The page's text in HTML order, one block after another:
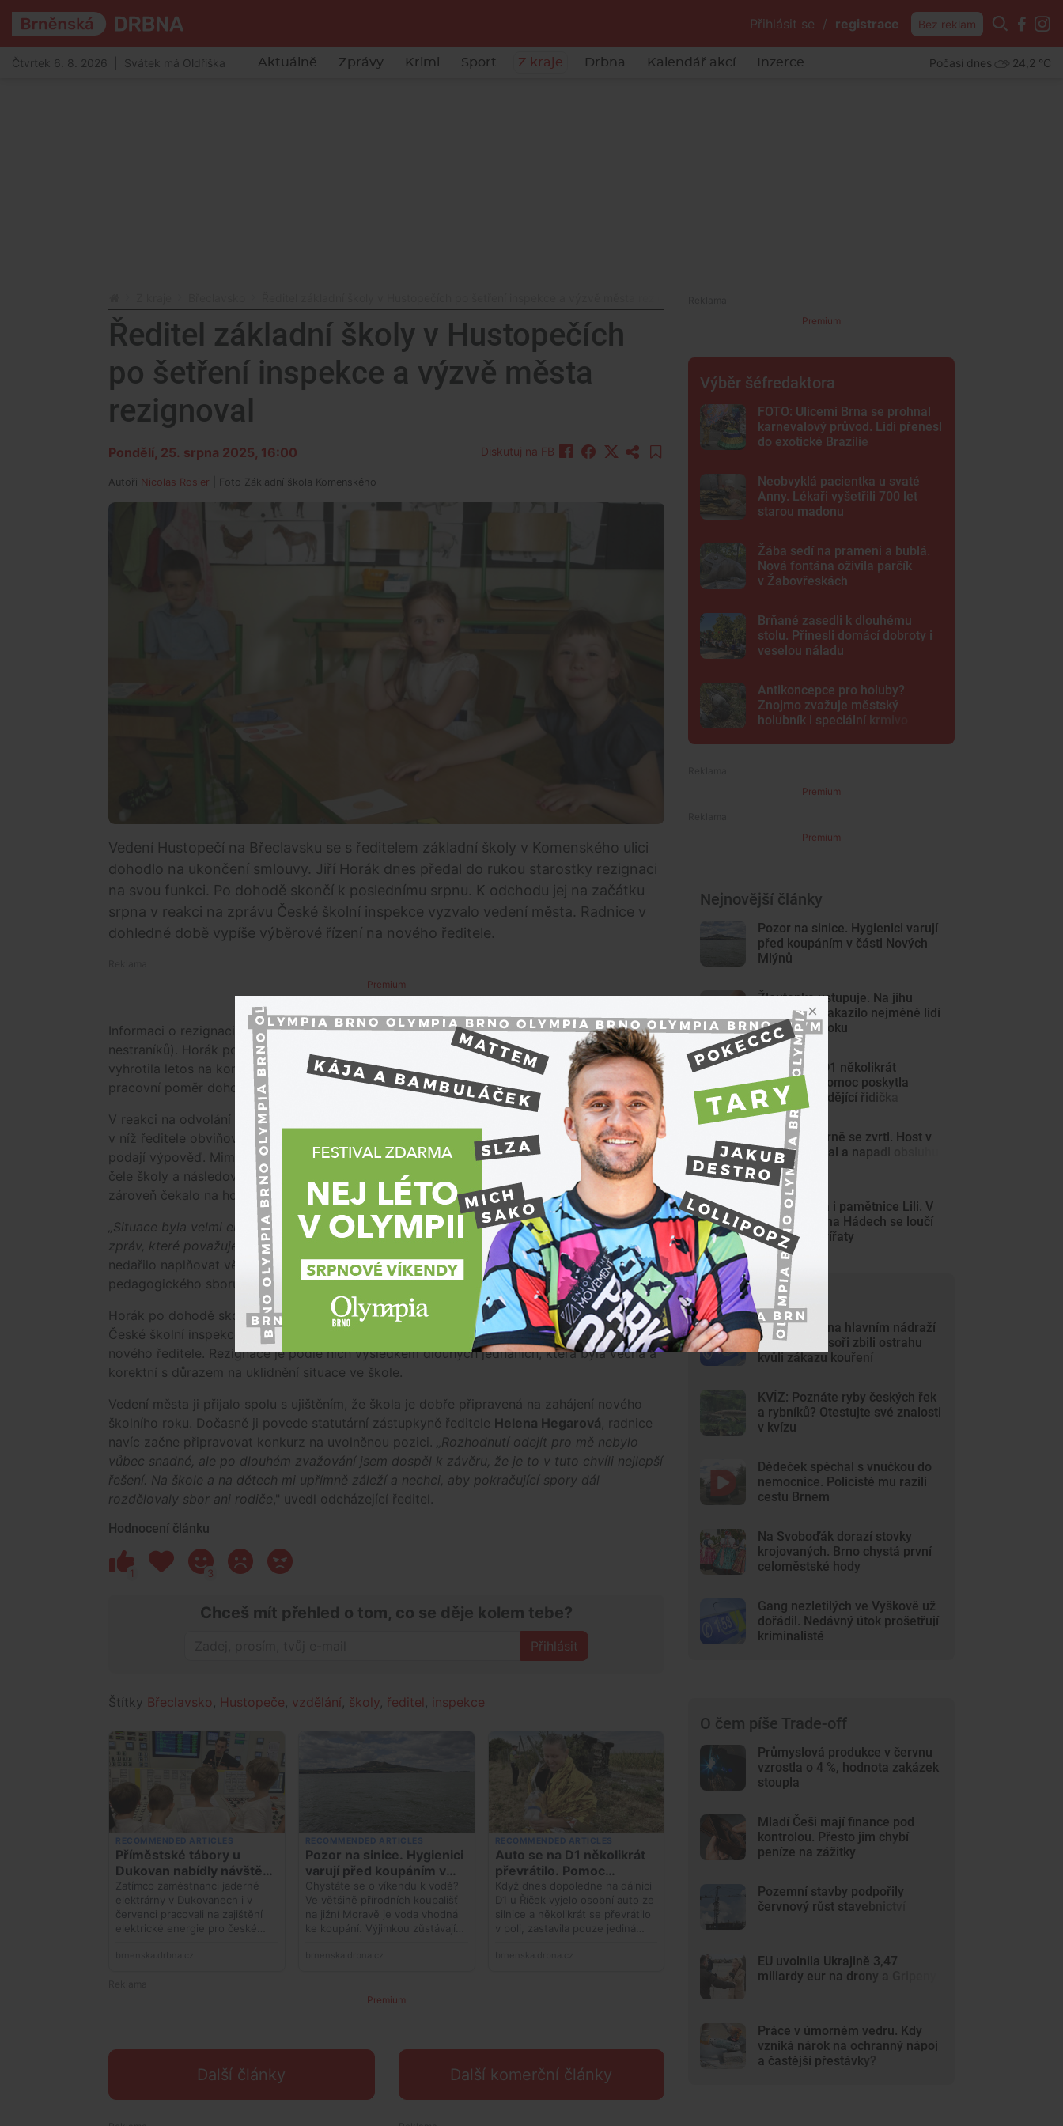
Přihlásit se / registrace Bez reklam
Čtvrtek 6. 8. 2026 | Svátek má Oldřiška Aktuálně Zprávy Krimi Sport Z kraje Drbna Kalendář akcí Inzerce Počasí dnes 24,2 °C
Ředitel základní školy v Hustopečích
po šetření inspekce a výzvě města
rezignoval
Pondělí, 25. srpna 2025, 16:00 Diskutuj na FB
Autoři Nicolas Rosier | Foto Základní škola Komenského
Vedení Hustopečí na Břeclavsku se s ředitelem základní školy v Komenského ulici
dohodlo na ukončení smlouvy. Jiří Horák dnes předal do rukou starostky rezignaci
na svou funkci. Po dohodě skončí k poslednímu srpnu. K odchodu jej na začátku
srpna v reakci na zprávu České školní inspekce vyzvalo vedení města. Radnice v
dohledné době vypíše výběrové řízení na nového ředitele.
Premium
Informaci o rezignaci ředitele dnes s novináři sdílela starostkaHana Potměšilová(Sdružení
nestraníků). Horák pozici původně získal loni v létě, kdy zvítězil v konkurzu. Situace se
vyhrotila letos na konci února poté, co zbavil funkce své dvě zástupkyně, obě poté ukončily
pracovní poměr dohodou.
V reakci na odvolání zástupkyň podepsalo 35 pedagogů a správních zaměstnanců stížnost,
v níž ředitele obviňovali z nepřátelského chování a bossingu. Žádali, aby rezignoval, jinak
podají výpověď. Mimořádné zastupitelstvo koncem března rozhodlo o setrvání Horáka v
čele školy a následovalo podání výpovědí. Vedení radnice usilovalo o uklidnění situace, ale
zároveň čekalo na hodnocení činnosti ředitele od ČŠI.
„Situace byla velmi emotivní až nátlaková, chtěli jsme ale naše rozhodnutí opírat o fakta ze
zpráv, které považujeme za relevantní,"
uvedla tehdy starostka. Podle ČŠI se řediteli školy
nedařilo naplňovat většinu koncepčních záměrů, zejména zaměřených na spolupráci
pedagogického sboru, klima a celkovou spokojenost ve škole.
Horák po dohodě skončí k 31. srpnu. K odchodu jej na začátku srpna v reakci na zprávu
České školní inspekce vyzvalo vedení města. Radnice obratem vypíše výběrové řízení na
nového ředitele. Rezignace je podle nich výsledkem dlouhých jednáních, která byla věcná a
korektní s důrazem na uklidnění situace ve škole.
Vedení města ji přijalo spolu s ujištěním, že škola je dobře připravená na zahájení nového
školního roku. Dočasně ji povede statutární zástupkyně ředitele Helena Hegarová , radnice
navíc začne připravovat konkurz na uvolněnou pozici. „Rozhodnutí odejít pro mě nebylo
vůbec snadné, ale po dlouhém zvažování jsem dospěl k závěru, že je to v tuto chvíli nejlepší
řešení. Na škole a na dětech mi upřímně záleží a nechci, aby pokračující spory dál
rozdělovaly sbor ani rodiče ," uvedl odcházející ředitel.
Hodnocení článku
1 3
Chceš mít přehled o tom, co se děje kolem tebe?
Přihlásit
Štítky Břeclavsko Hustopeče vzdělání školy ředitel inspekce
Premium
Další články Další komerční články
Premium
Výběr šéfredaktora
FOTO: Ulicemi Brna se prohnal
karnevalový průvod. Lidi přenesl
do exotické Brazílie
Neobvyklá pacientka u svaté
Anny. Lékaři vyšetřili 700 let
starou madonu
Žába sedí na prameni a bublá.
Nová fontána oživila parčík
v Žabovřeskách
Brňané zasedli k dlouhému
stolu. Přinesli domácí dobroty i
veselou náladu
Antikoncepce pro holuby?
Znojmo zvažuje městský
holubník i speciální krmivo
Premium
Premium
Nejnovější články
Pozor na sinice. Hygienici varují
před koupáním v části Nových
Mlýnů
Žloutenka ustupuje. Na jihu
Moravy se nakazilo nejméně lidí
od začátku roku
Auto se na D1 několikrát
převrátilo. Pomoc poskytla
jediná projíždějící řidička
Kulečník v Brně se zvrtl. Host v
herně hajloval a napadl obsluhu
Rázná Laura i pamětnice Lili. V
lamacentru na Hádech se loučí
se dvěma zvířaty
Nejčtenější články
Krvavý útok na hlavním nádraží
v Brně. Agresoři zbili ostrahu
kvůli zákazu kouření
KVÍZ: Poznáte ryby českých řek
a rybníků? Otestujte své znalosti
v kvízu
Dědeček spěchal s vnučkou do
nemocnice. Policisté mu razili
cestu Brnem
Na Svoboďák dorazí stovky
krojovaných. Brno chystá první
celoměstské hody
Gang nezletilých ve Vyškově už
dořádil. Nedávný útok prošetřují
kriminalisté
O čem píše Trade-off
Průmyslová produkce v červnu
vzrostla o 4 %, hodnota zakázek
stoupla
Mladí Češi mají finance pod
kontrolou. Přesto jim chybí
peníze na zážitky
Pozemní stavby podpořily
červnový růst stavebnictví
EU uvolnila Ukrajině 3,47
miliardy eur na drony a Gripeny
Práce v úmorném vedru. Kdy
vzniká nárok na ochranný nápoj
a častější přestávky?